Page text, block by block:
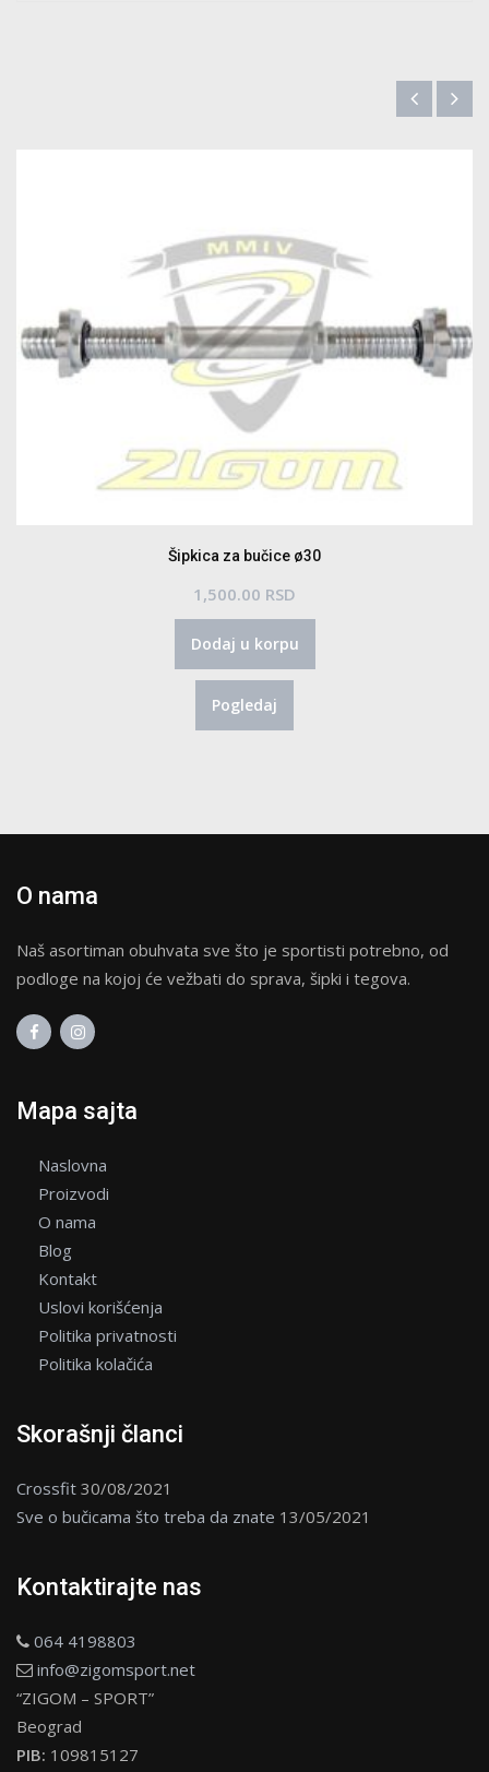
Šipkica za bučice ø30
1,500.00RSD
Dodaj u korpu
Pogledaj
O nama
Naš asortiman obuhvata sve što je sportisti potrebno, od
podloge na kojoj će vežbati do sprava, šipki i tegova.
Mapa sajta
Naslovna
Proizvodi
O nama
Blog
Kontakt
Uslovi korišćenja
Politika privatnosti
Politika kolačića
Skorašnji članci
Crossfit 30/08/2021
Sve o bučicama što treba da znate 13/05/2021
Kontaktirajte nas
064 4198803
info@zigomsport.net
“ZIGOM – SPORT”
Beograd
PIB: 109815127